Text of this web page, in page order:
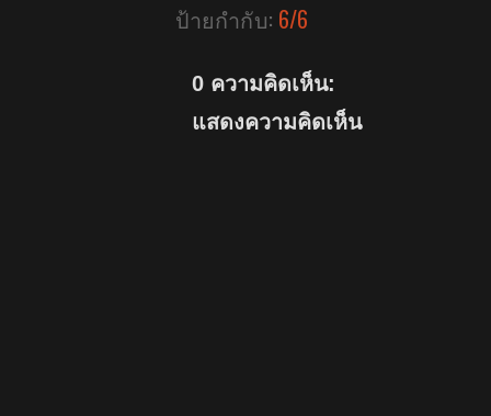
ป้ายกำกับ: 6/6
0 ความคิดเห็น:
แสดงความคิดเห็น